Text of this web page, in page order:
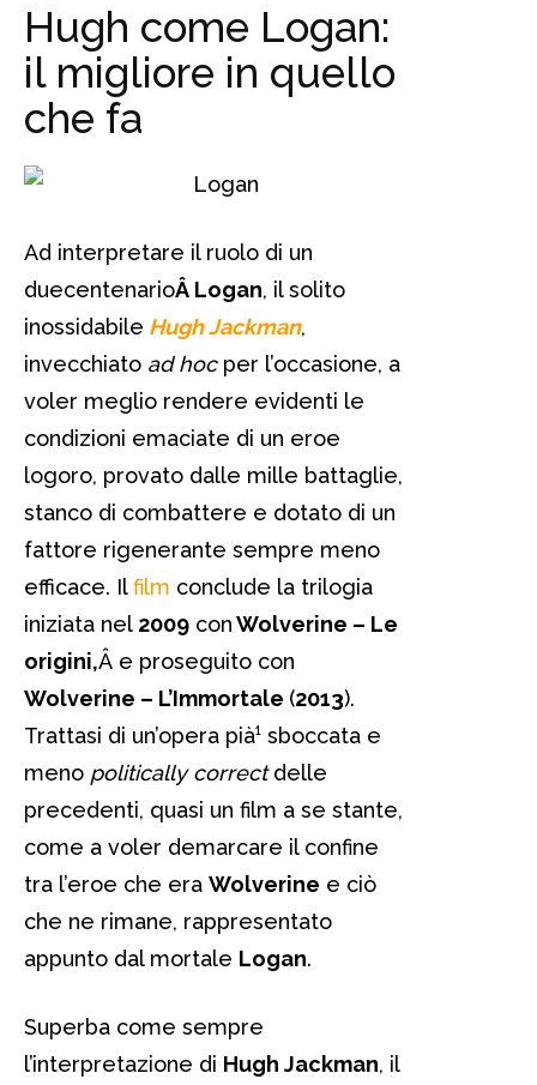
Hugh come Logan:
il migliore in quello
che fa
Ad interpretare il ruolo di un
duecentenarioÂ Logan, il solito
inossidabile Hugh Jackman,
invecchiato ad hocper l’occasione, a
voler meglio rendere evidenti le
condizioni emaciate di un eroe
logoro, provato dalle mille battaglie,
stanco di combattere e dotato di un
fattore rigenerante sempre meno
efficace. Ilfilm conclude la trilogia
iniziata nel 2009 conWolverine – Le
origini,Â e proseguito con
Wolverine – L’Immortale (2013).
Trattasi di un’opera pià¹ sboccata e
meno politically correctdelle
precedenti, quasi un film a se stante,
come a voler demarcare il confine
tra l’eroe che era Wolverine e ciò
che ne rimane, rappresentato
appunto dal mortale Logan.
Superba come sempre
l’interpretazione di Hugh Jackman, il